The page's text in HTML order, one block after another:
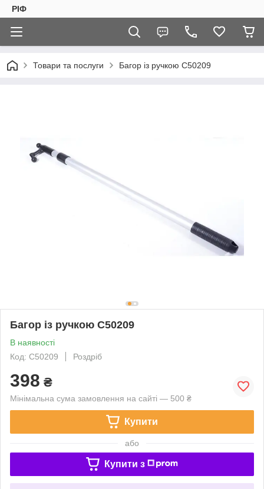
РІФ
Товари та послуги Багор із ручкою C50209
Багор із ручкою C50209
В наявності
Код: C50209
Роздріб
398 ₴
Мінімальна сума замовлення на сайті — 500 ₴
Купити
або
Купити з